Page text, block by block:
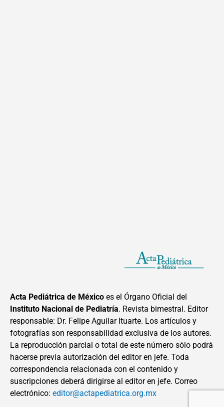
Acta Pediátrica de México es el Órgano Oficial del
Instituto Nacional de Pediatría. Revista bimestral. Editor
responsable: Dr. Felipe Aguilar Ituarte. Los artículos y
fotografías son responsabilidad exclusiva de los autores.
La reproducción parcial o total de este número sólo podrá
hacerse previa autorización del editor en jefe. Toda
correspondencia relacionada con el contenido y
suscripciones deberá dirigirse al editor en jefe. Correo
electrónico: editor@actapediatrica.org.mx